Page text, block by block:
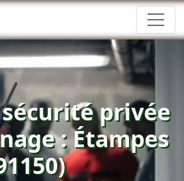
privée
: Étampes